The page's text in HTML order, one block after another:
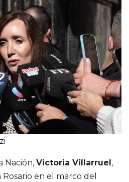
Nación, Victoria Villarruel ,
en el marco del